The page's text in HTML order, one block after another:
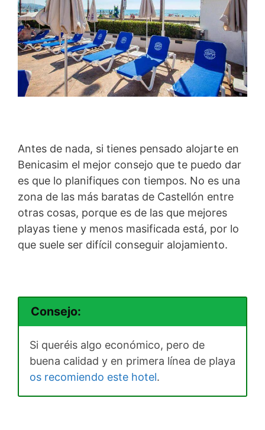
Antes de nada, si tienes pensado alojarte en
Benicasim el mejor consejo que te puedo dar
es que lo planifiques con tiempos. No es una
zona de las más baratas de Castellón entre
otras cosas, porque es de las que mejores
playas tiene y menos masificada está, por lo
que suele ser difícil conseguir alojamiento.
Consejo:
Si queréis algo económico, pero de
buena calidad y en primera línea de playa
os recomiendo este hotel.